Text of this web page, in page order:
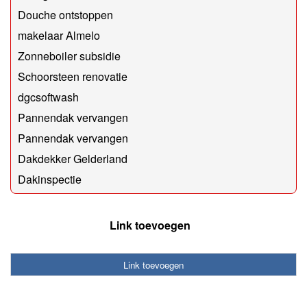
Douche ontstoppen
makelaar Almelo
Zonneboiler subsidie
Schoorsteen renovatie
dgcsoftwash
Pannendak vervangen
Pannendak vervangen
Dakdekker Gelderland
Dakinspectie
Link toevoegen
Link toevoegen